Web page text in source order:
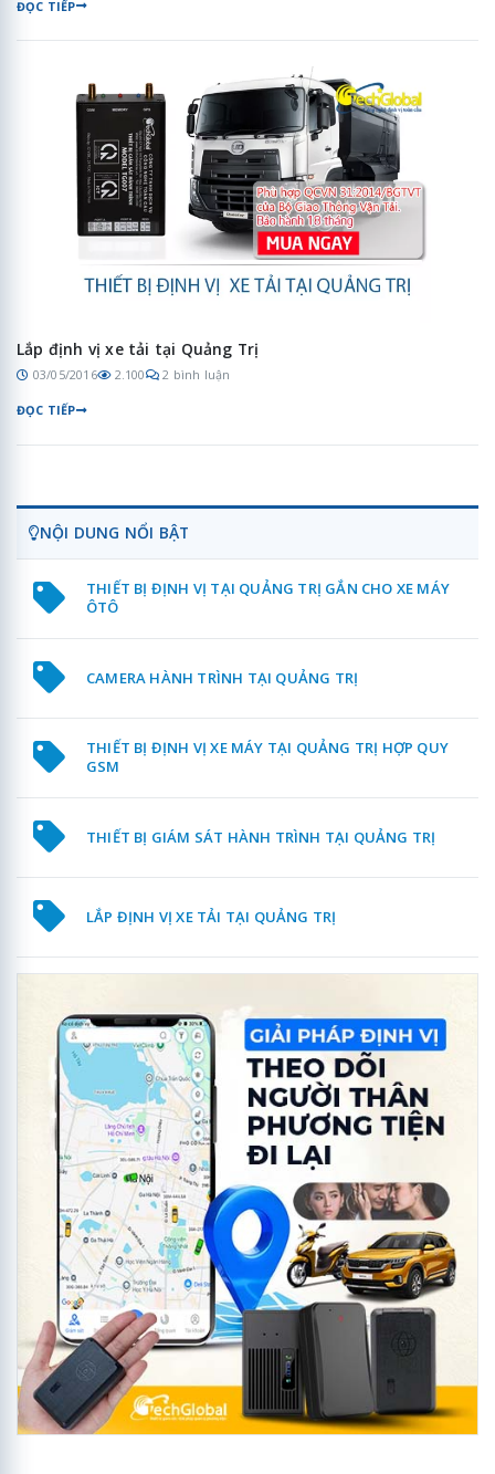
ĐỌC TIẾP
Lắp định vị xe tải tại Quảng Trị
03/05/2016 2.100 2 bình luận
ĐỌC TIẾP
NỘI DUNG NỔI BẬT
THIẾT BỊ ĐỊNH VỊ TẠI QUẢNG TRỊ GẮN CHO XE MÁY
ÔTÔ
CAMERA HÀNH TRÌNH TẠI QUẢNG TRỊ
THIẾT BỊ ĐỊNH VỊ XE MÁY TẠI QUẢNG TRỊ HỢP QUY
GSM
THIẾT BỊ GIÁM SÁT HÀNH TRÌNH TẠI QUẢNG TRỊ
LẮP ĐỊNH VỊ XE TẢI TẠI QUẢNG TRỊ